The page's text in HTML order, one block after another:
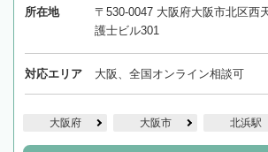
所在地
〒530-0047 大阪府大阪市北区西
護士ビル301
対応エリア 大阪、全国オンライン相談可
大阪府 大阪市 北浜駅